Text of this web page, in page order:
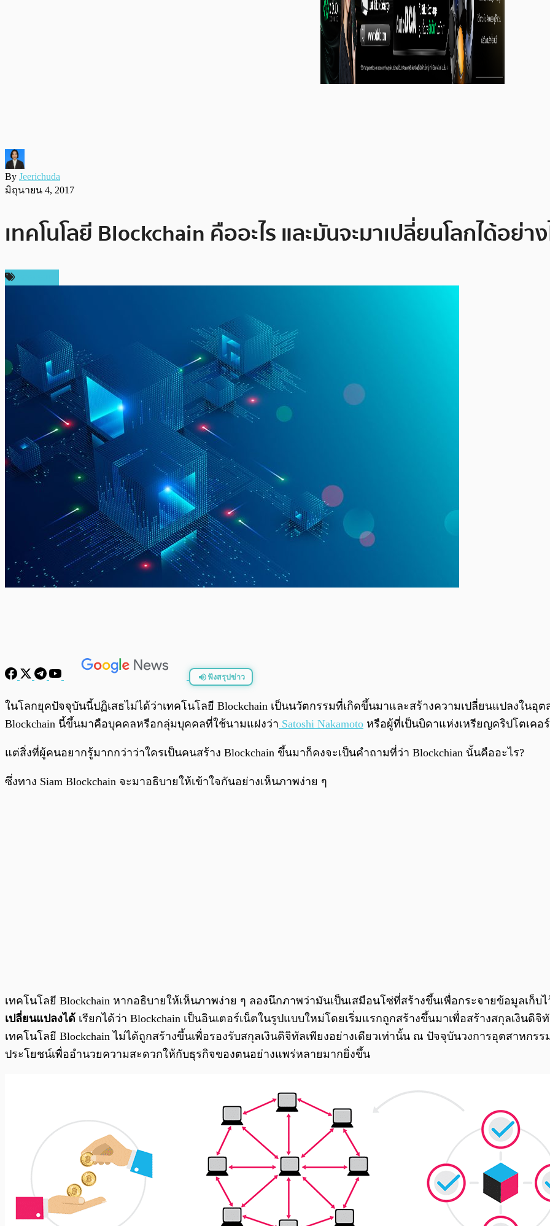
By Jeerichuda
มิถุนายน 4, 2017
เทคโนโลยี Blockchain คืออะไร และมันจะมาเปลี่ยนโลกได้อย่าง
ฟังสรุปข่าว
พร้อมเล่น
ในโลกยุคปัจจุบันนี้ปฏิเสธไม่ได้ว่าเทคโนโลยี Blockchain เป็นนวัตกรรมที่เกิดขึ้นมาและสร้างความเปลี่ยนแปลงในอุ
Blockchain นี้ขึ้นมาคือบุคคลหรือกลุ่มบุคคลที่ใช้นามแฝงว่า Satoshi Nakamoto หรือผู้ที่เป็นบิดาแห่งเหรียญคริปโตเคอ
แต่สิ่งที่ผู้คนอยากรู้มากกว่าว่าใครเป็นคนสร้าง Blockchain ขึ้นมาก็คงจะเป็นคำถามที่ว่า Blockchian นั้นคืออะไร?
ซึ่งทาง Siam Blockchain จะมาอธิบายให้เข้าใจกันอย่างเห็นภาพง่าย ๆ
เทคโนโลยี Blockchain หากอธิบายให้เห็นภาพง่าย ๆ ลองนึกภาพว่ามันเป็นเสมือนโซ่ที่สร้างขึ้นเพื่อกระจายข้อมูลเ
เปลี่ยนแปลงได้ เรียกได้ว่า Blockchain เป็นอินเตอร์เน็ตในรูปแบบใหม่โดยเริ่มแรกถูกสร้างขึ้นมาเพื่อสร้างสกุลเงินดิจิทั
เทคโนโลยี Blockchain ไม่ได้ถูกสร้างขึ้นเพื่อรองรับสกุลเงินดิจิทัลเพียงอย่างเดียวเท่านั้น ณ ปัจจุบันวงการอุตสาหกร
ประโยชน์เพื่ออำนวยความสะดวกให้กับธุรกิจของตนอย่างแพร่หลายมากยิ่งขึ้น